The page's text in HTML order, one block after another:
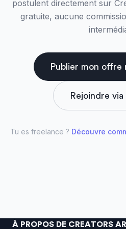
postulent directement sur
gratuite, aucune
Publier mon offre
Rejoindre
Tu es freelance ? Découvre
À PROPOS DE CREATORS